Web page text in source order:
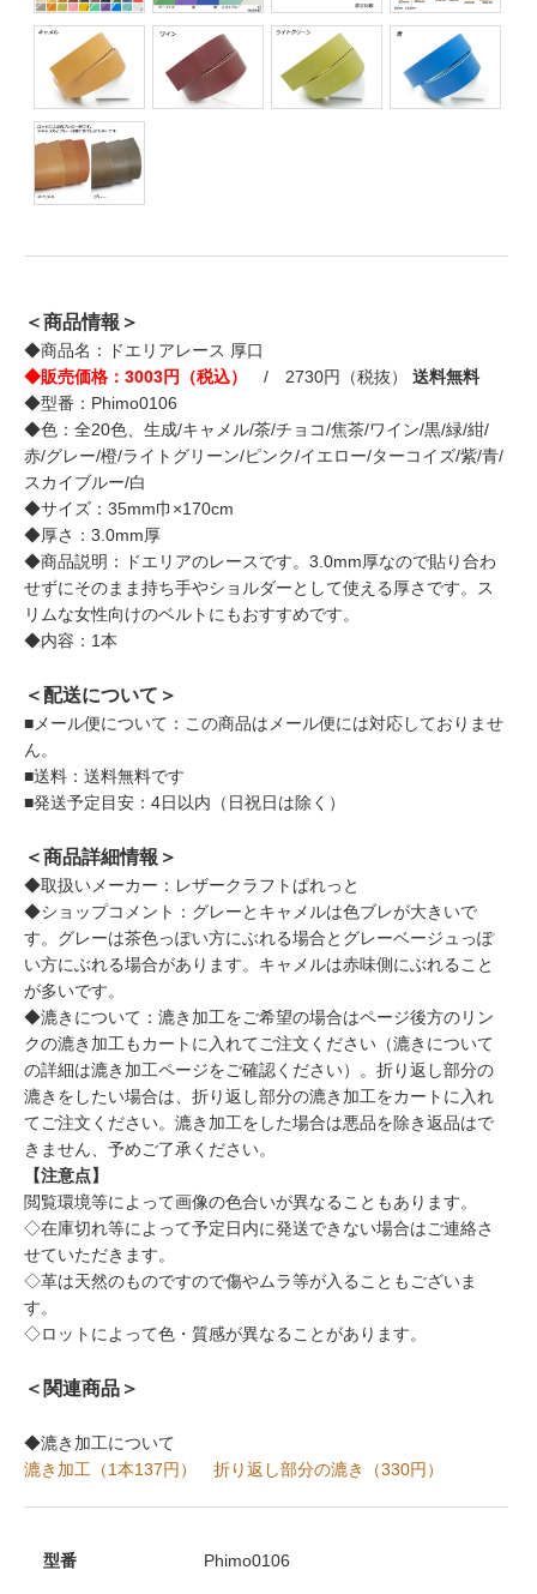
＜商品情報＞
◆商品名：ドエリアレース 厚口
◆販売価格：3003円（税込）
/ 2730円（税抜） 送料無料
◆型番：Phimo0106
◆色：全20色、生成/キャメル/茶/チョコ/焦茶/ワイン/黒/緑/紺/
赤/グレー/橙/ライトグリーン/ピンク/イエロー/ターコイズ/紫/青/
スカイブルー/白
◆サイズ：35mm巾×170cm
◆厚さ：3.0mm厚
◆商品説明：ドエリアのレースです。3.0mm厚なので貼り合わ
せずにそのまま持ち手やショルダーとして使える厚さです。ス
リムな女性向けのベルトにもおすすめです。
◆内容：1本
＜配送について＞
■メール便について：この商品はメール便には対応しておりませ
ん。
■送料：送料無料です
■発送予定目安：4日以内（日祝日は除く）
＜商品詳細情報＞
◆取扱いメーカー：レザークラフトぱれっと
◆ショップコメント：グレーとキャメルは色ブレが大きいで
す。グレーは茶色っぽい方にぶれる場合とグレーベージュっぽ
い方にぶれる場合があります。キャメルは赤味側にぶれること
が多いです。
◆漉きについて：漉き加工をご希望の場合はページ後方のリン
クの漉き加工もカートに入れてご注文ください（漉きについて
の詳細は漉き加工ページをご確認ください）。折り返し部分の
漉きをしたい場合は、折り返し部分の漉き加工をカートに入れ
てご注文ください。漉き加工をした場合は悪品を除き返品はで
きません、予めご了承ください。
【注意点】
閲覧環境等によって画像の色合いが異なることもあります。
◇在庫切れ等によって予定日内に発送できない場合はご連絡さ
せていただきます。
◇革は天然のものですので傷やムラ等が入ることもございま
す。
◇ロットによって色・質感が異なることがあります。
＜関連商品＞
◆漉き加工について
漉き加工（1本137円）
折り返し部分の漉き（330円）
型番 Phimo0106